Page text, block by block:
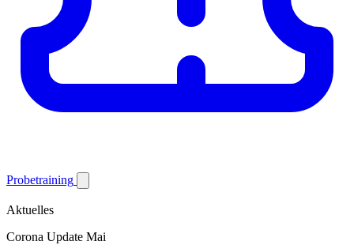
Probetraining
Aktuelles
Corona Update Mai